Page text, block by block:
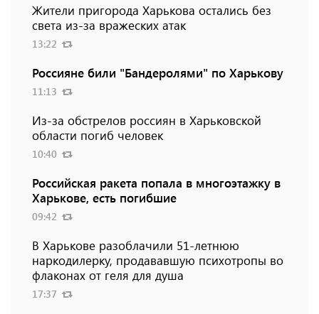
Жители пригорода Харькова остались без
света из-за вражеских атак
13:22
Россияне били "Бандеролями" по Харькову
11:13
Из-за обстрелов россиян в Харьковской
области погиб человек
10:40
Российская ракета попала в многоэтажку в
Харькове, есть погибшие
09:42
В Харькове разоблачили 51-летнюю
наркодилерку, продававшую психотропы во
флаконах от геля для душа
17:37